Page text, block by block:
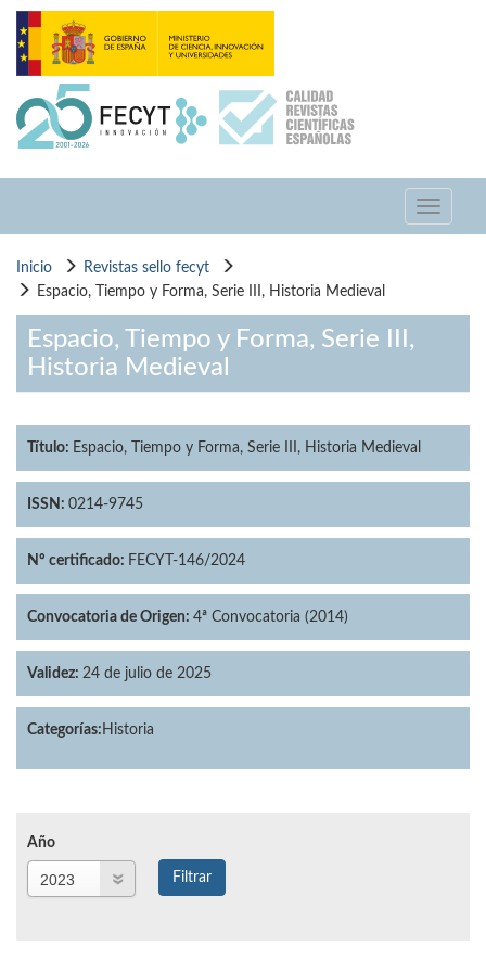
Pasar
contenido
Toggle
Inicio
Revistas sello fecyt
Espacio, Tiempo y Forma, Serie III, Historia Medieval
Espacio, Tiempo y Forma, Serie III,
Historia Medieval
Título: Espacio, Tiempo y Forma, Serie III, Historia Medieval
ISSN: 0214-9745
Nº certificado: FECYT-146/2024
Convocatoria de Origen: 4ª Convocatoria (2014)
Validez: 24 de julio de 2025
Categorías: Historia
Año
Filtrar